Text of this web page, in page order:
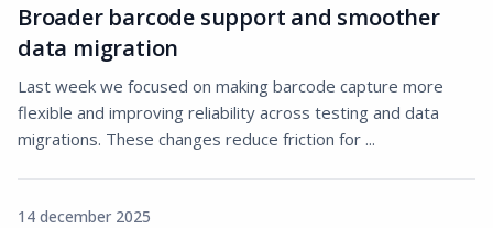
Broader barcode support and smoother
data migration
Last week we focused on making barcode capture more
flexible and improving reliability across testing and data
migrations. These changes reduce friction for ...
14 december 2025